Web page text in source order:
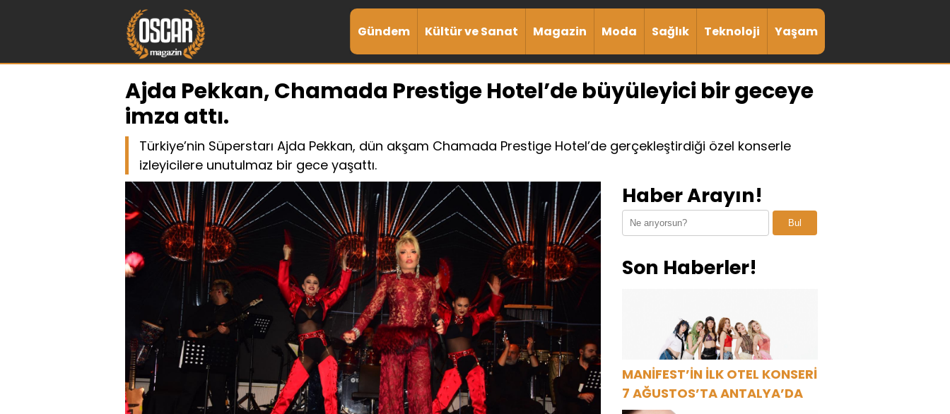
Gündem Kültür ve Sanat Magazin Moda Sağlık Teknoloji Yaşam
Ajda Pekkan, Chamada Prestige Hotel’de büyüleyici bir geceye
imza attı.
Türkiye’nin Süperstarı Ajda Pekkan, dün akşam Chamada Prestige Hotel’de gerçekleştirdiği özel konserle
izleyicilere unutulmaz bir gece yaşattı.
Haber Arayın!
Bul
Son Haberler!
MANİFEST’İN İLK OTEL KONSERİ
7 AĞUSTOS’TA ANTALYA’DA